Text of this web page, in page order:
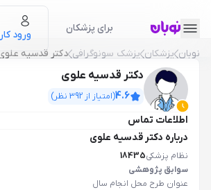
برای پزشکان
ورود
نوبان پزشکان پزشک سونوگرافی دکتر قدسیه
دکتر قدسیه علوی
4.6(امتیاز از 392 نظر)
اطلاعات تماس
درباره دکتر قدسیه علوی
نظام پزشکی18435
سوابق پژوهشی
عنوان طرح محل انجام سال